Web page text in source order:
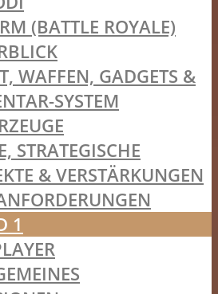
(BATTLE ROYALE)
WAFFEN, GADGETS &
SYSTEM
STRATEGISCHE
& VERSTÄRKUNGEN
1